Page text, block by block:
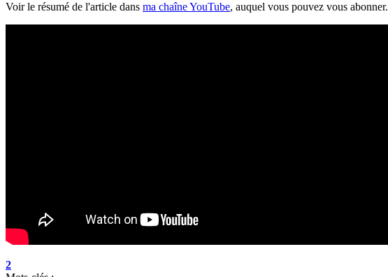
Voir le résumé de l'article dans ma chaîne YouTube, auquel vous pouvez vous abonner.
2